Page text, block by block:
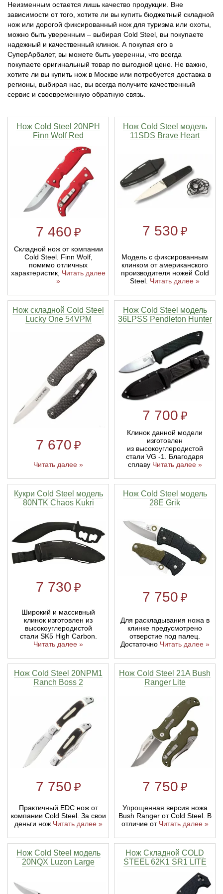
Неизменным остается лишь качество продукции. Вне
зависимости от того, хотите ли вы купить бюджетный складной
нож или дорогой фиксированный нож для туризма или охоты,
можно быть уверенным – выбирая Cold Steel, вы покупаете
надежный и качественный клинок. А покупая его в
СуперАрбалет, вы можете быть уверенны, что всегда
покупаете оригинальный товар по выгодной цене. Не важно,
хотите ли вы купить нож в Москве или потребуется доставка в
регионы, выбирая нас, вы всегда получите качественный
сервис и своевременную обратную связь.
Нож Cold Steel 20NPH
Finn Wolf Red
7 460 ₽
Складной нож от компании
Cold Steel. Finn Wolf,
помимо отличных
характеристик, Читать далее
»
Нож Cold Steel модель
11SDS Brave Heart
7 530 ₽
Модель с фиксированным
клинком от американского
производителя ножей Cold
Steel. Читать далее »
Нож складной Cold Steel
Lucky One 54VPM
7 670 ₽
Читать далее »
Нож Cold Steel модель
36LPSS Pendleton Hunter
7 700 ₽
Клинок данной модели
изготовлен
из высокоуглеродистой
стали VG -1. Благодаря
сплаву Читать далее »
Кукри Cold Steel модель
80NTK Chaos Kukri
7 730 ₽
Широкий и массивный
клинок изготовлен из
высокоуглеродистой
стали SK5 High Carbon.
Читать далее »
Нож Cold Steel модель
28E Grik
7 750 ₽
Для раскладывания ножа в
клинке предусмотрено
отверстие под палец.
Достаточно Читать далее »
Нож Cold Steel 20NPM1
Ranch Boss 2
7 750 ₽
Практичный EDC нож от
компании Cold Steel. За свои
деньги нож Читать далее »
Нож Cold Steel 21A Bush
Ranger Lite
7 750 ₽
Упрощенная версия ножа
Bush Ranger от Cold Steel. В
отличие от Читать далее »
Нож Cold Steel модель
20NQX Luzon Large
Нож Складной COLD
STEEL 62K1 SR1 LITE
Тетивы и тросы для арбалетов
Натяжители для арбалетов
Подставки для лука
Ремни и петли
Тетива для лука, нити
Рукоятки для лука
Плечи для лука
Краги для стрельбы
Напальчники для классических луков
Линейки для настройки лука
Полочки для лука
Кликеры для лука
Плунжеры для лука
Инсерты для арбалетных стрел
Инсерты для лучных стрел
Стрелы для арбалета
Стрелы для лука
Выниматели для стрел
Тычковые ножи
Непальские кукри
Ножи тактические
Ножи танто
Топоры
Ножи известных брендов
Мультитулы
Охотничьи ножи
Ножи складные
Механические точилки для ножей
Паста для полировки ножей